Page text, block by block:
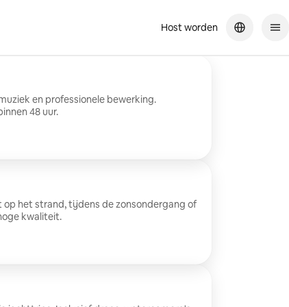
Host worden
en professionele bewerking.
48 uur.
het strand, tijdens de zonsondergang of
kwaliteit.